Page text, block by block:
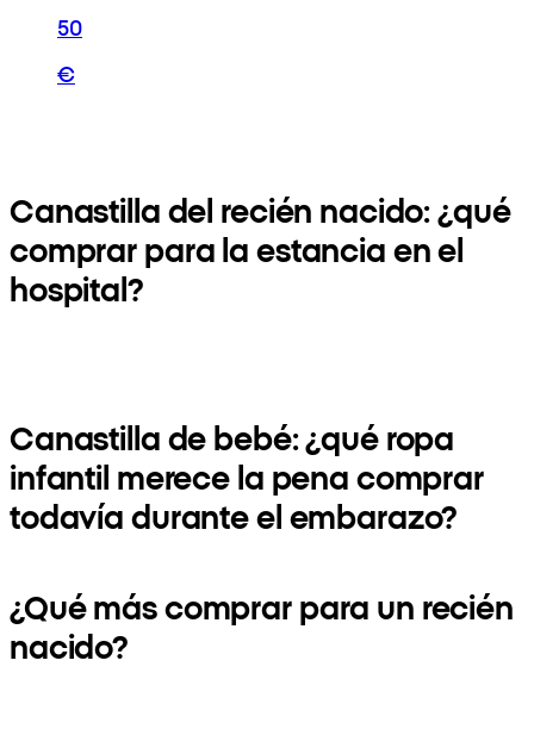
50
€
Canastilla del recién nacido: ¿qué
comprar para la estancia en el
hospital?
Canastilla de bebé: ¿qué ropa
infantil merece la pena comprar
todavía durante el embarazo?
¿Qué más comprar para un recién
nacido?